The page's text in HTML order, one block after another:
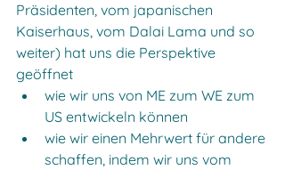
Präsidenten, vom japanischen
Kaiserhaus, vom Dalai Lama und so
weiter) hat uns die Perspektive
geöffnet
wie wir uns von ME zum WE zum
US entwickeln können
wie wir einen Mehrwert für andere
schaffen, indem wir uns vom